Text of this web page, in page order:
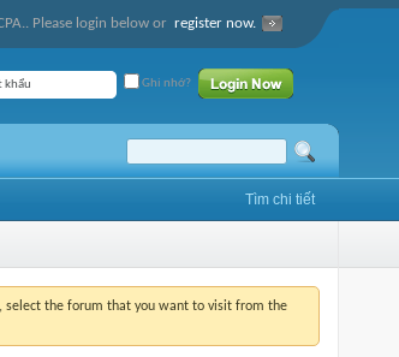
Please login below or register now.
Ghi nhớ?
Tìm chi tiết
select the forum that you want to visit from the